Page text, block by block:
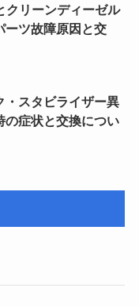
クリーンディーゼル
ーツ故障原因と交
・スタビライザー異
の症状と交換につい